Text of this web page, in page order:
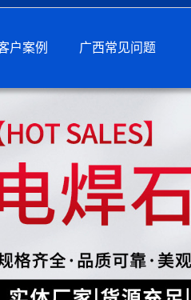
户案例 广西常见问题